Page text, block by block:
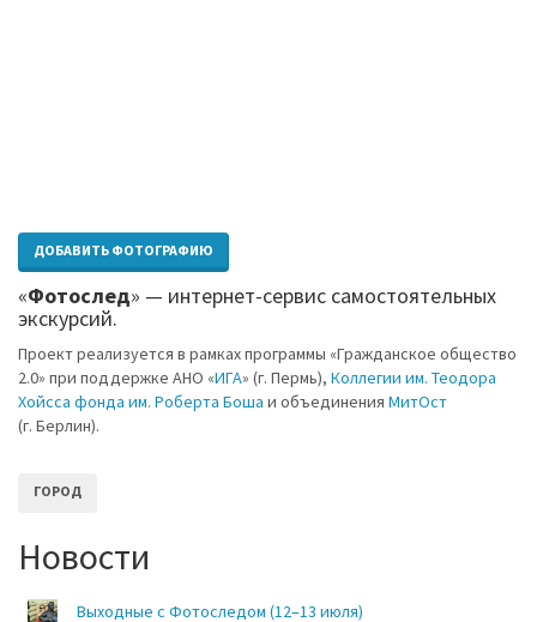
ДОБАВИТЬ ФОТОГРАФИЮ
«Фотослед» — интернет-сервис самостоятельных
экскурсий.
Проект реализуется в рамках программы «Гражданское общество
2.0» при поддержке АНО «ИГА» (г. Пермь), Коллегии им. Теодора
Хойсса фонда им. Роберта Боша и объединения МитОст
(г. Берлин).
ГОРОД
Новости
Выходные с Фотоследом (12–13 июля)